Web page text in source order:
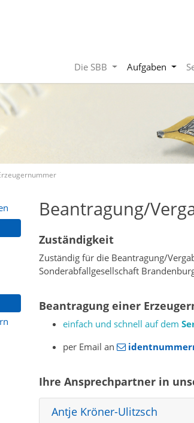
Die SBB Aufgaben
Beantragung/
Zuständigkeit
Zuständig für die Beantragung/
Sonderabfallgesellschaft
Beantragung einer
einfach und schnell auf dem
per Email an
Ihre Ansprechpartner in
Antje Kröner-Ulitzsch